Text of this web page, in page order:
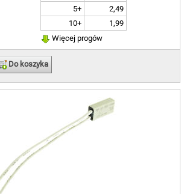
5+
2,49
10+
1,99
Więcej progów
Do koszyka